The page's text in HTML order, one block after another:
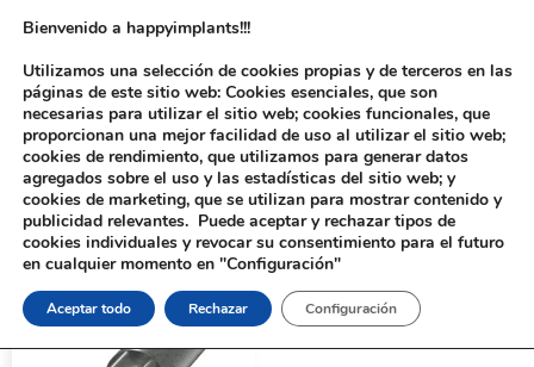
Inicio/ Productos etiquetados “Punta destornillador Torx”
Bienvenido a happyimplants!!!
Utilizamos una selección de cookies propias y de terceros en las
páginas de este sitio web: Cookies esenciales, que son
necesarias para utilizar el sitio web; cookies funcionales, que
proporcionan una mejor facilidad de uso al utilizar el sitio web;
cookies de rendimiento, que utilizamos para generar datos
agregados sobre el uso y las estadísticas del sitio web; y
cookies de marketing, que se utilizan para mostrar contenido y
publicidad relevantes. Puede aceptar y rechazar tipos de
cookies individuales y revocar su consentimiento para el futuro
en cualquier momento en "Configuración"
Aceptar todo Rechazar Configuración